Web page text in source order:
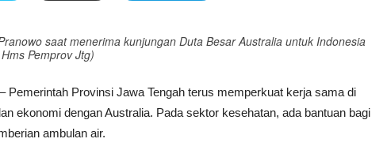
saat menerima kunjungan Duta Besar Australia untuk Indonesia
Pemprov Jtg)
– Pemerintah Provinsi Jawa Tengah terus memperkuat kerja sama di
ekonomi dengan Australia. Pada sektor kesehatan, ada bantuan bagi
ambulan air.